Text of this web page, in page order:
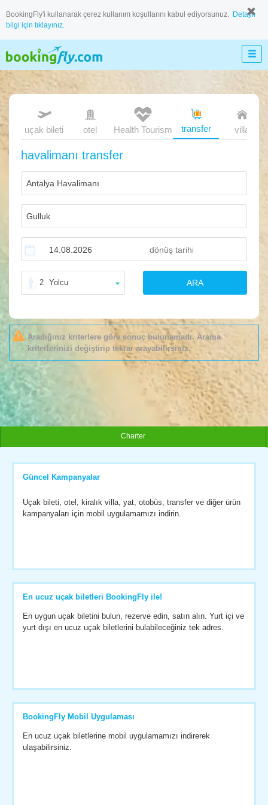
BookingFly'i kullanarak çerez kullanım koşullarını kabul ediyorsunuz. Detaylı
bilgi için tıklayınız.
uçak bileti otel transfer villa
Health Tourism
havalimanı transfer
2 Yolcu ARA
Aradığınız kriterlere göre sonuç bulunamadı. Arama
kriterlerinizi değiştirip tekrar arayabilirsiniz.
Charter
Güncel Kampanyalar
Uçak bileti, otel, kiralık villa, yat, otobüs, transfer ve diğer ürün
kampanyaları için mobil uygulamamızı indirin.
En ucuz uçak biletleri BookingFly ile!
En uygun uçak biletini bulun, rezerve edin, satın alın. Yurt içi ve
yurt dışı en ucuz uçak biletlerini bulabileceğiniz tek adres.
BookingFly Mobil Uygulaması
En ucuz uçak biletlerine mobil uygulamamızı indirerek
ulaşabilirsiniz.